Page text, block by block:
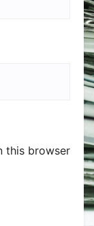
this browser